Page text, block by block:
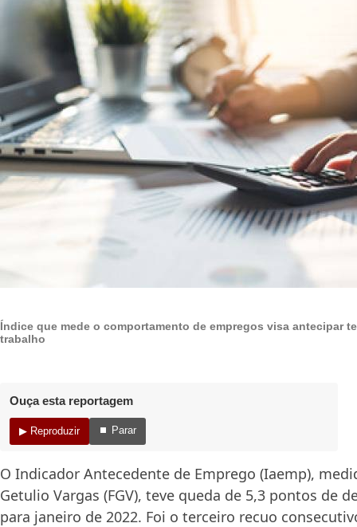
Índice que mede o comportamento de empregos visa antecipar
trabalho
Ouça esta reportagem
▶ Reproduzir ⏹ Parar
O Indicador Antecedente de Emprego (Iaemp),
Getulio Vargas (FGV), teve queda de 5,3 pontos de
para janeiro de 2022. Foi o terceiro recuo